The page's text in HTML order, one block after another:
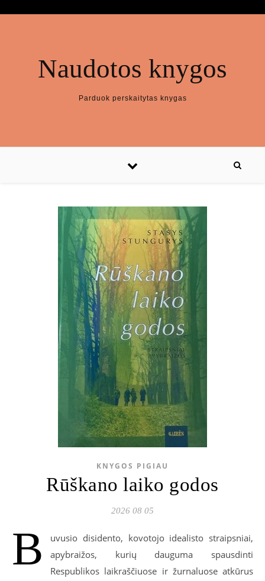
Naudotos knygos
Parduok perskaitytas knygas
KNYGOS PIGIAU
Rūškano laiko godos
2026 08 05
B
uvusio disidento, kovotojo idealisto straipsniai,
apybraižos, kurių dauguma spausdinti
Respublikos laikraščiuose ir žurnaluose atkūrus